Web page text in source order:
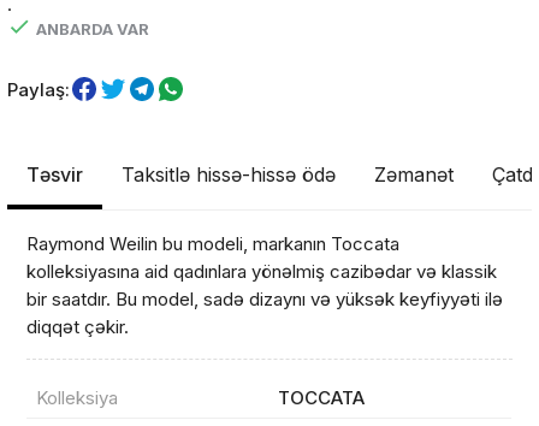
ANBARDA VAR
Paylaş:
Təsvir Taksitlə hissə-hissə ödə Zəmanət
Raymond Weilin bu modeli, markanın Toccata
kolleksiyasına aid qadınlara yönəlmiş cazibədar və klassik
bir saatdır. Bu model, sadə dizaynı və yüksək keyfiyyəti ilə
diqqət çəkir.
Kolleksiya
TOCCATA